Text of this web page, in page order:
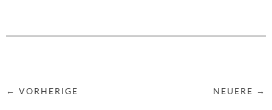
← VORHERIGE NEUERE →